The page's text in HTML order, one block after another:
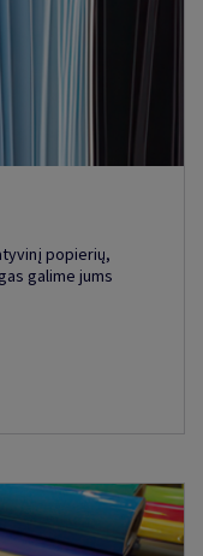
popierių,
galime jums